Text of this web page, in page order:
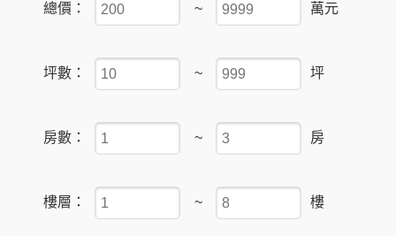
總價： ~ 萬元
坪數： ~ 坪
房數： ~ 房
樓層： ~ 樓